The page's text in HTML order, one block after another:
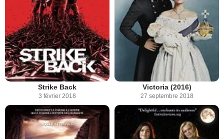
Strike Back
3 février 2018
Victoria (2016)
27 septembre 2018